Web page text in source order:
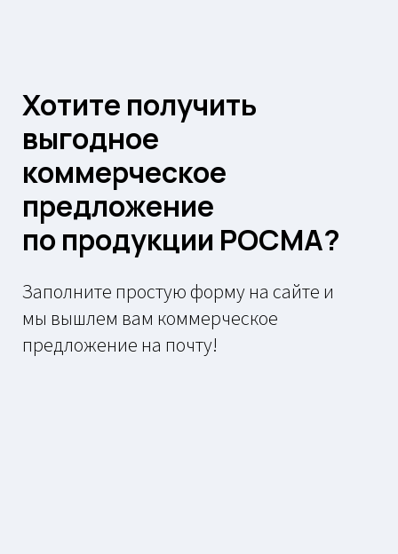
Заполните простую форму на сайте и
мы вышлем вам коммерческое
предложение на почту!
Хотите получить
выгодное
коммерческое
предложение
по продукции РОСМА?